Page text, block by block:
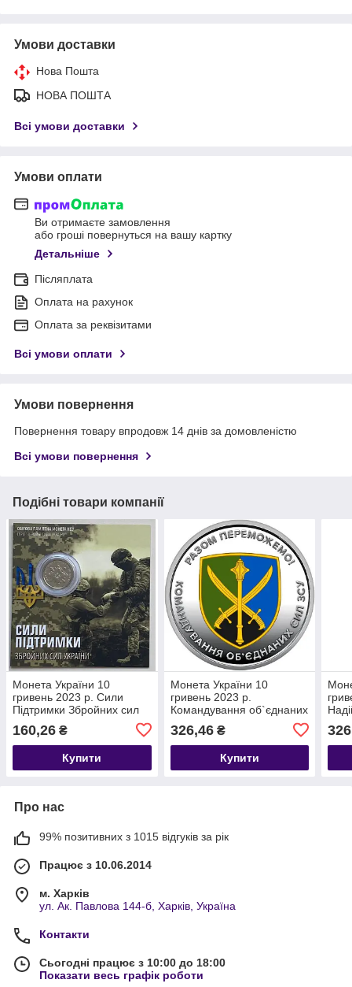
Умови доставки
Нова Пошта
НОВА ПОШТА
Всі умови доставки
Умови оплати
Ви отримаєте замовлення
або гроші повернуться на вашу картку
Детальніше
Післяплата
Оплата на рахунок
Оплата за реквізитами
Всі умови оплати
Умови повернення
Повернення товару впродовж 14 днів за домовленістю
Всі умови повернення
Подібні товари компанії
Монета України 10
гривень 2023 р. Сили
Підтримки Збройних сил
160,26 ₴
Купити
Монета України 10
гривень 2023 р.
Командування об`єднаних
326,46₴
Купити
Про нас
99% позитивних з 1015 відгуків за рік
Працює з 10.06.2014
м. Харків
ул. Ак. Павлова 144-б, Харків, Україна
Контакти
Сьогодні працює з 10:00 до 18:00
Показати весь графік роботи